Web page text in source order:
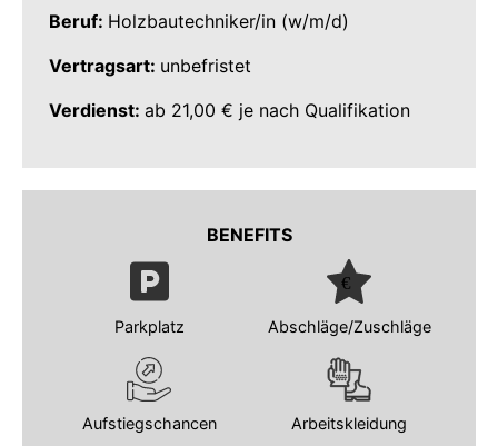
Beruf: Holzbautechniker/in (w/m/d)
Vertragsart: unbefristet
Verdienst: ab 21,00 € je nach Qualifikation
BENEFITS
Parkplatz Abschläge/Zuschläge
Aufstiegschancen Arbeitskleidung